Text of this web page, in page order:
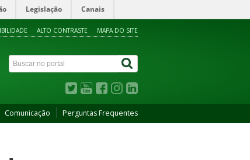
Legislação Canais
ALTO CONTRASTE MAPA DO SITE
Comunicação Perguntas Frequentes